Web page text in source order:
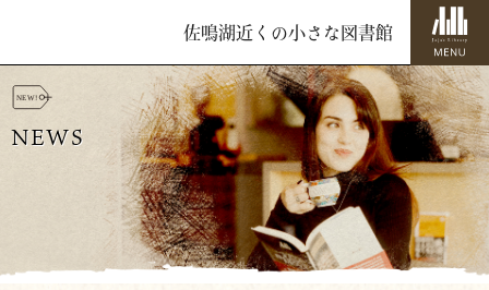
佐鳴湖近くの小さな図書館
NEWS